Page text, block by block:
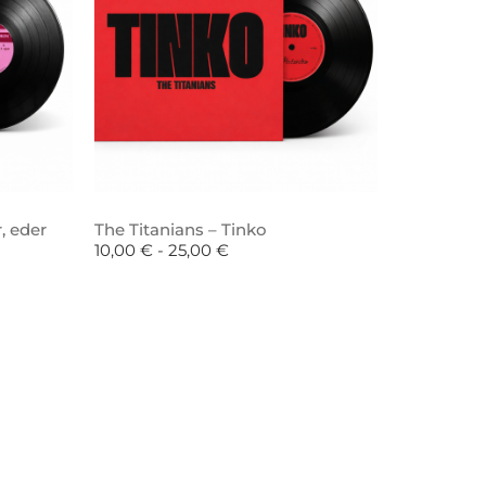
eder
The Titanians – Tinko
10,00 € - 25,00 €